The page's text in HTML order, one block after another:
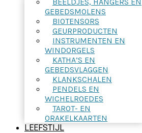
GEBEDSMOLENS
BIOTENSORS
GEURPRODUCTEN
INSTRUMENTEN EN
WINDORGELS
KATHA’S EN
GEBEDSVLAGGEN
KLANKSCHALEN
PENDELS EN
WICHELROEDES
TAROT- EN
ORAKELKAARTEN
LEEFSTIJL